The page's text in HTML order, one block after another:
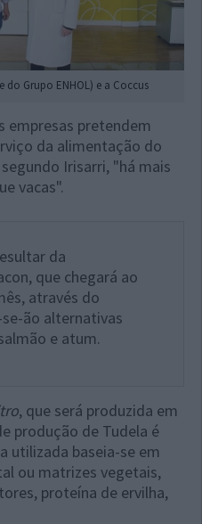
do Grupo ENHOL) e a Coccus
empresas pretendem
da alimentação do
Irisarri, "há mais
vacas".
da
que chegará ao
através do
ão alternativas
e atum.
, que será produzida em
produção de Tudela é
utilizada baseia-se em
ou matrizes vegetais,
proteína de ervilha,